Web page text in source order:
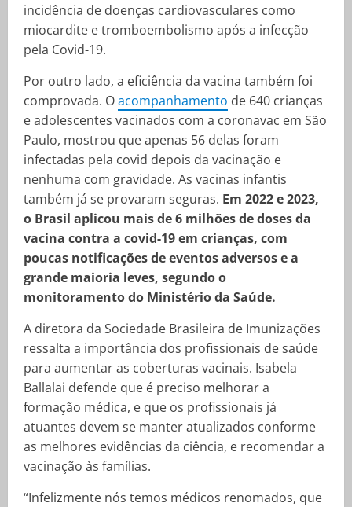
incidência de doenças cardiovasculares como
miocardite e tromboembolismo após a infecção
pela Covid-19.
Por outro lado, a eficiência da vacina também foi
comprovada. Oacompanhamento de 640 crianças
e adolescentes vacinados com a coronavac em São
Paulo, mostrou que apenas 56 delas foram
infectadas pela covid depois da vacinação e
nenhuma com gravidade. As vacinas infantis
também já se provaram seguras. Em 2022 e 2023,
o Brasil aplicou mais de 6 milhões de doses da
vacina contra a covid-19 em crianças, com
poucas notificações de eventos adversos e a
grande maioria leves, segundo o
monitoramento do Ministério da Saúde.
A diretora da Sociedade Brasileira de Imunizações
ressalta a importância dos profissionais de saúde
para aumentar as coberturas vacinais. Isabela
Ballalai defende que é preciso melhorar a
formação médica, e que os profissionais já
atuantes devem se manter atualizados conforme
as melhores evidências da ciência, e recomendar a
vacinação às famílias.
“Infelizmente nós temos médicos renomados, que